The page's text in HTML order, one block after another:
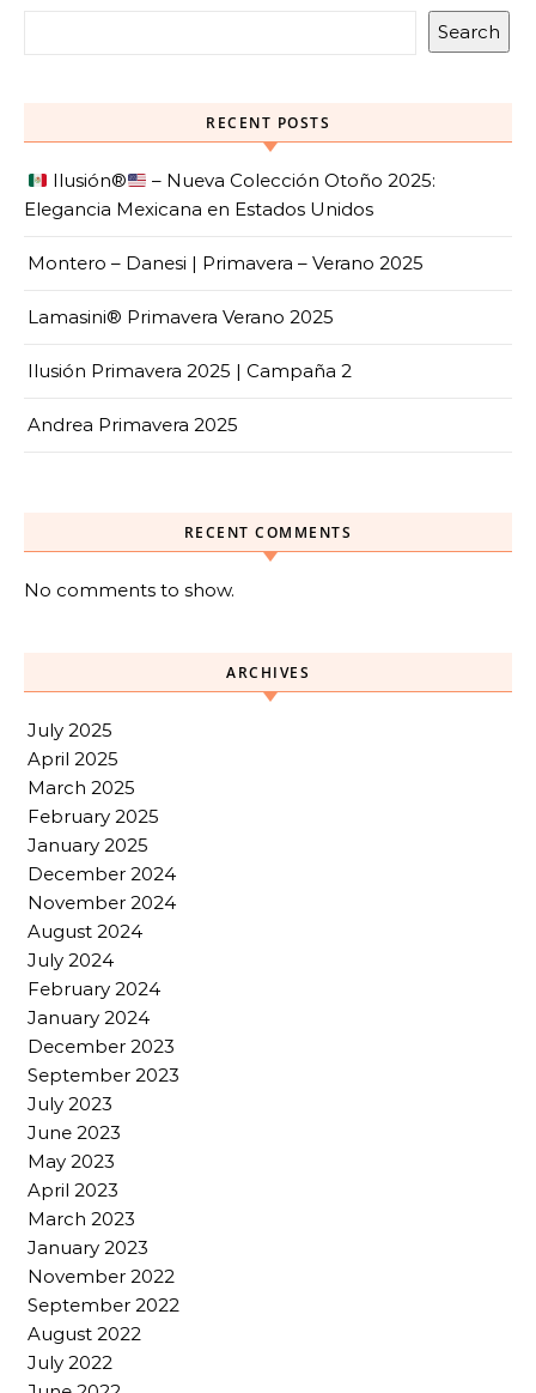
Search
RECENT POSTS
Ilusión®️
– Nueva Colección Otoño 2025:
Elegancia Mexicana en Estados Unidos
Montero – Danesi | Primavera – Verano 2025
Lamasini® Primavera Verano 2025
Ilusión Primavera 2025 | Campaña 2
Andrea Primavera 2025
RECENT COMMENTS
No comments to show.
ARCHIVES
July 2025
April 2025
March 2025
February 2025
January 2025
December 2024
November 2024
August 2024
July 2024
February 2024
January 2024
December 2023
September 2023
July 2023
June 2023
May 2023
April 2023
March 2023
January 2023
November 2022
September 2022
August 2022
July 2022